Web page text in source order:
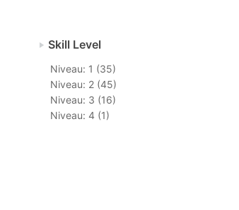
Skill Level
Niveau: 1 (35)
Niveau: 2 (45)
Niveau: 3 (16)
Niveau: 4 (1)